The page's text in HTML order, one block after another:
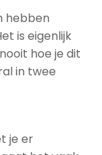
hebben
is eigenlijk
hoe je dit
in twee
je er